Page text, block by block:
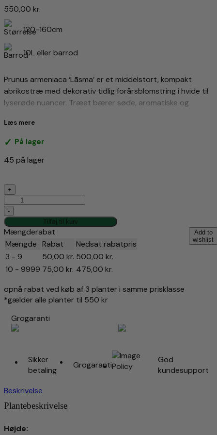
550,00 kr.
120-160cm
10L eller barrod
Prunus armeniaca ‘Lāsma’ er et middelstort, kompakt
abrikostræ med dekorativ tidlig forårsblomstring i hvide til
lyserøde nuancer. Træet bærer søde, aromatiske og
frisk spisning, marmelade, desserter og bagværk. Velegnet
til mindre og mellemstore haver, og trives bedst i fuld sol
Læs mere
På lager
45 på lager
+
'Lāsma'
armeniaca
antal
-
Tilføj til kurv
Add to
wishlist
Mængderabat
Mængde Rabat
Nedsat rabatpris
3 - 9
50,00 kr. 500,00 kr.
10 - 9999 75,00 kr. 475,00 kr.
opnå rabat ved køb af 3 planter i samme prisklasse
*gælder alle planter til 550 kr
Grogaranti
Sikker
betaling
Grogaranti
God
kundesupport
Beskrivelse
Plantebeskrivelse
Højde: